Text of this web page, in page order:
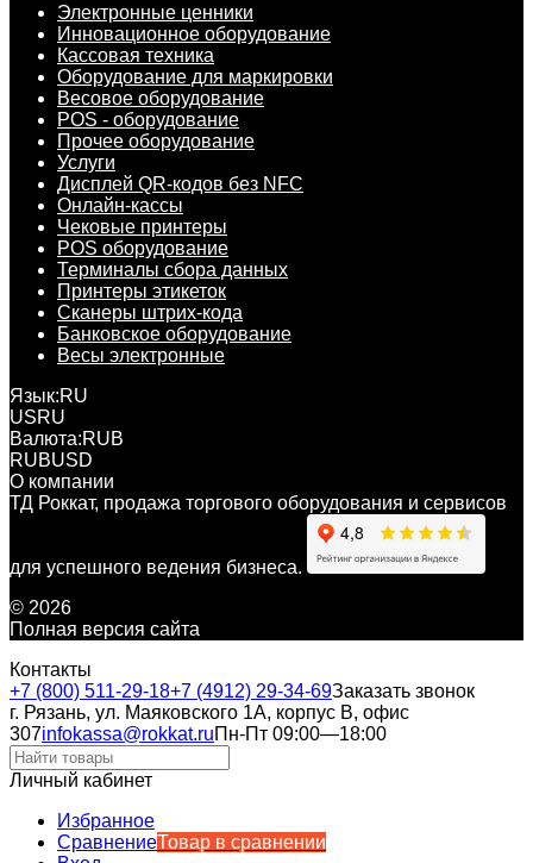
Электронные ценники
Инновационное оборудование
Кассовая техника
Оборудование для маркировки
Весовое оборудование
POS - оборудование
Прочее оборудование
Услуги
Дисплей QR-кодов без NFC
Онлайн-кассы
Чековые принтеры
POS оборудование
Терминалы сбора данных
Принтеры этикеток
Сканеры штрих-кода
Банковское оборудование
Весы электронные
Язык:RU
USRU
Валюта:RUB
RUBUSD
О компании
ТД Роккат, продажа торгового оборудования и сервисов
для успешного ведения бизнеса.
© 2026
Полная версия сайта
Контакты
+7 (800) 511-29-18+7 (4912) 29-34-69Заказать звонок
г. Рязань, ул. Маяковского 1А, корпус B, офис
307infokassa@rokkat.ruПн-Пт 09:00—18:00
Личный кабинет
Избранное
СравнениеТовар в сравнении